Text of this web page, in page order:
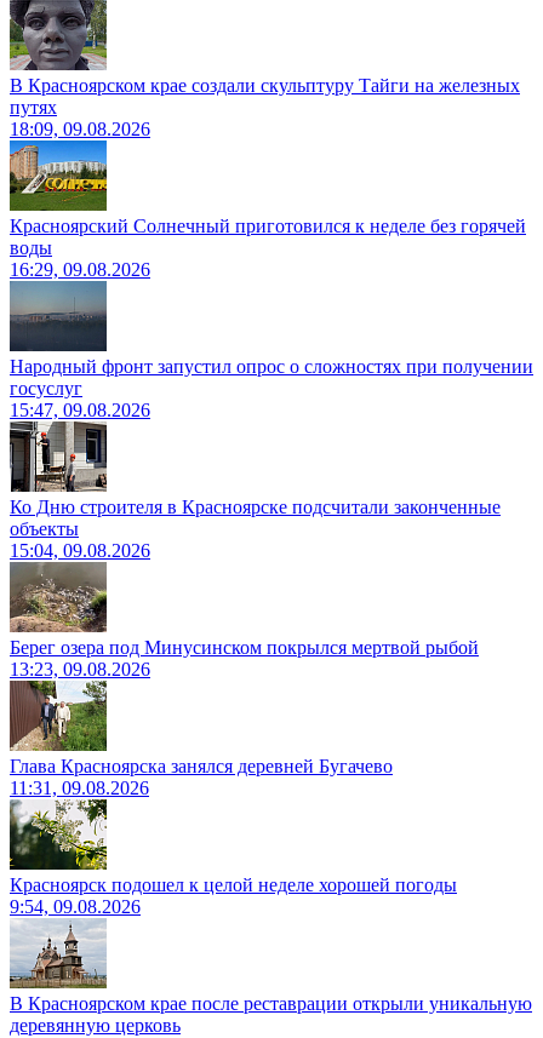
В Красноярском крае создали скульптуру Тайги на железных
путях
18:09, 09.08.2026
Красноярский Солнечный приготовился к неделе без горячей
воды
16:29, 09.08.2026
Народный фронт запустил опрос о сложностях при получении
госуслуг
15:47, 09.08.2026
Ко Дню строителя в Красноярске подсчитали законченные
объекты
15:04, 09.08.2026
Берег озера под Минусинском покрылся мертвой рыбой
13:23, 09.08.2026
Глава Красноярска занялся деревней Бугачево
11:31, 09.08.2026
Красноярск подошел к целой неделе хорошей погоды
9:54, 09.08.2026
В Красноярском крае после реставрации открыли уникальную
деревянную церковь